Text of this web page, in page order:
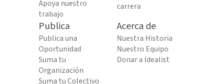
Apoya nuestro
trabajo
carrera
Publica
Publica una
Oportunidad
Suma tu
Organización
Suma tu Colectivo
Acerca de
Nuestra Historia
Nuestro Equipo
Donar a Idealist